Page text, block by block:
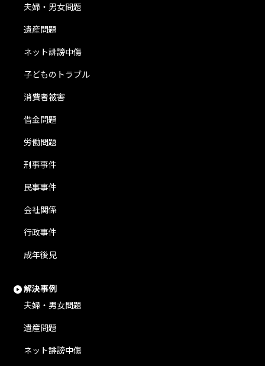
夫婦・男女問題
遺産問題
ネット誹謗中傷
子どものトラブル
消費者被害
借金問題
労働問題
刑事事件
民事事件
会社関係
行政事件
成年後見
解決事例
夫婦・男女問題
遺産問題
ネット誹謗中傷